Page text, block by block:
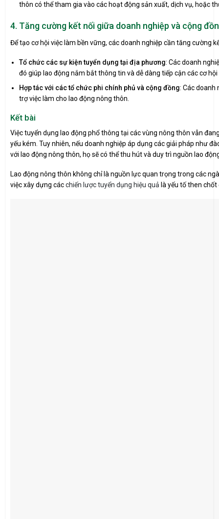
thôn có thể tham gia vào các hoạt động sản xuất, dịch vụ, hoặc
4. Tăng cường kết nối giữa doanh nghiệp và cộng
Để tạo cơ hội việc làm bền vững, các doanh nghiệp cần tăng cường
Tổ chức các sự kiện tuyển dụng tại địa phương: Các doanh
đó giúp lao động nắm bắt thông tin và dễ dàng tiếp cận các cơ hội
Hợp tác với các tổ chức phi chính phủ và cộng đồng: Các doanh
trợ việc làm cho lao động nông thôn.
Kết bài
Việc tuyển dụng lao động phổ thông tại các vùng nông thôn vẫn
yếu kém. Tuy nhiên, nếu doanh nghiệp áp dụng các giải pháp như
với lao động nông thôn, họ sẽ có thể thu hút và duy trì nguồn lao
Lao động nông thôn không chỉ là nguồn lực quan trọng trong các
việc xây dựng cácchiến lược tuyển dụng hiệu quả là yếu tố then